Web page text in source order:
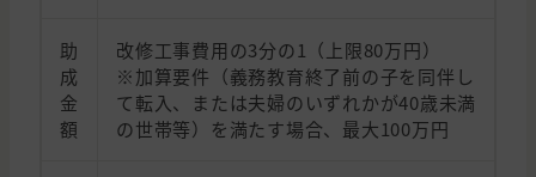
助
成
金
額
改修工事費用の3分の1（上限80万円）
※加算要件（義務教育終了前の子を同伴し
て転入、または夫婦のいずれかが40歳未満
の世帯等）を満たす場合、最大100万円